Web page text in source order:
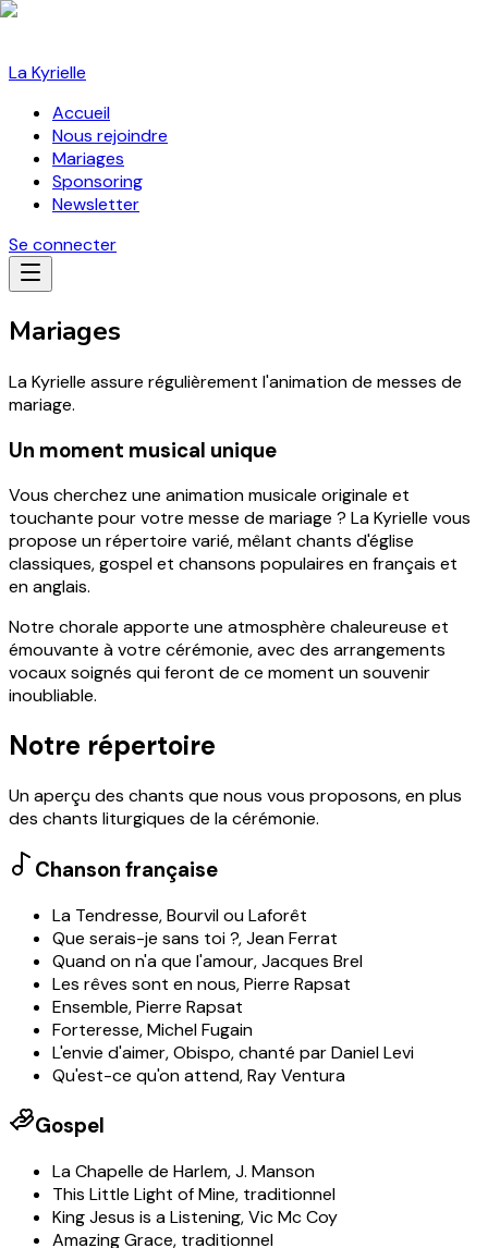
La Kyrielle
Accueil
Nous rejoindre
Mariages
Sponsoring
Newsletter
Se connecter
Mariages
La Kyrielle assure régulièrement l'animation de messes de
mariage.
Un moment musical unique
Vous cherchez une animation musicale originale et
touchante pour votre messe de mariage ? La Kyrielle vous
propose un répertoire varié, mêlant chants d'église
classiques, gospel et chansons populaires en français et
en anglais.
Notre chorale apporte une atmosphère chaleureuse et
émouvante à votre cérémonie, avec des arrangements
vocaux soignés qui feront de ce moment un souvenir
inoubliable.
Notre répertoire
Un aperçu des chants que nous vous proposons, en plus
des chants liturgiques de la cérémonie.
Chanson française
La Tendresse,Bourvil ou Laforêt
Que serais-je sans toi ?,Jean Ferrat
Quand on n'a que l'amour,Jacques Brel
Les rêves sont en nous,Pierre Rapsat
Ensemble,Pierre Rapsat
Forteresse,Michel Fugain
L'envie d'aimer,Obispo, chanté par Daniel Levi
Qu'est-ce qu'on attend,Ray Ventura
Gospel
La Chapelle de Harlem,J. Manson
This Little Light of Mine, traditionnel
King Jesus is a Listening,Vic Mc Coy
Amazing Grace, traditionnel